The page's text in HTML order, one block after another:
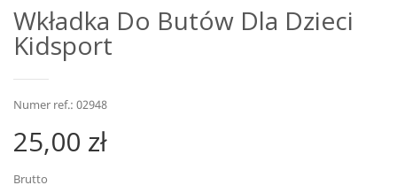
Wkładka Do Butów Dla Dzieci
Kidsport
Numer ref.: 02948
25,00 zł
Brutto